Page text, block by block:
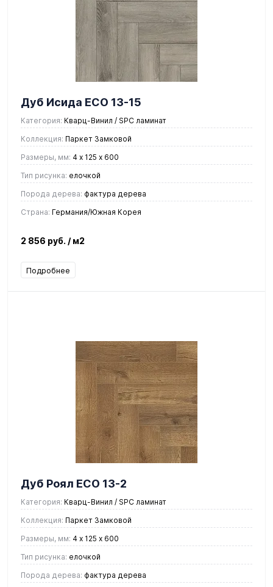
Дуб Исида ЕСО 13-15
Категория: Кварц-Винил / SPC ламинат
Коллекция: Паркет Замковой
Размеры, мм: 4 х 125 х 600
Тип рисунка: елочкой
Порода дерева: фактура дерева
Страна: Германия/Южная Корея
2 856 руб. / м2
Подробнее
Дуб Роял ЕСО 13-2
Категория: Кварц-Винил / SPC ламинат
Коллекция: Паркет Замковой
Размеры, мм: 4 х 125 х 600
Тип рисунка: елочкой
Порода дерева: фактура дерева